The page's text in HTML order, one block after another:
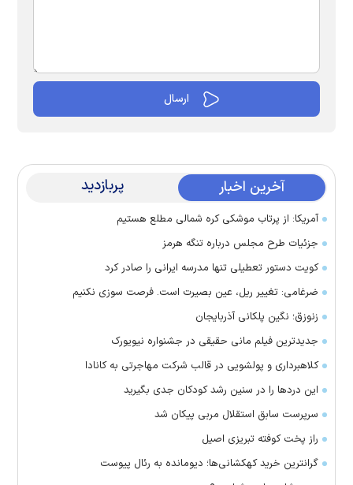
آخرین اخبار پربازدید
آمریکا: از پرتاب موشکی کره شمالی مطلع هستیم
جزئیات طرح مجلس درباره تنگه هرمز
کویت دستور تعطیلی تنها مدرسه ایرانی را صادر کرد
ضرغامی: تغییر ریل، عین بصیرت است. فرصت سوزی نکنیم
زنوزق؛ نگین پلکانی آذربایجان
جدیدترین فیلم مانی حقیقی در جشنواره نیویورک
کلاهبرداری و پولشویی در قالب شرکت مهاجرتی به کانادا
این درد‌ها را در سنین رشد کودکان جدی بگیرید
سرپرست سابق استقلال مربی پیکان شد
راز پخت کوفته تبریزی اصیل
گرانترین خرید کهکشانی‌ها؛ دیومانده به رئال پیوست